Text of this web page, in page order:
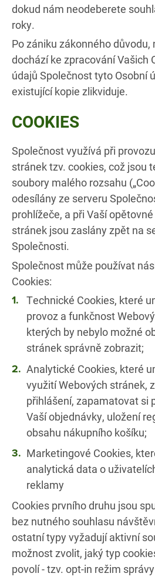
dokud nám neodeberete
roky.
Po zániku zákonného
dochází ke zpracování Vašich
údajů Společnost tyto Osobní
existující kopie zlikviduje.
COOKIES
Společnost využívá při
stránek tzv. cookies, což jsou
soubory malého rozsahu
odesílány ze serveru
prohlížeče, a při Vaší
stránek jsou zaslány zpět na
Společnosti.
Společnost může používat
Cookies:
Technické Cookies, které
provoz a funkčnost
kterých by nebylo možné
stránek správně zobrazit;
Analytické Cookies, které
využití Webových stránek,
přihlášení, zapamatovat si
Vaší objednávky, uložení
obsahu nákupního košíku;
Marketingové Cookies,
analytická data o
reklamy
Cookies prvního druhu jsou
bez nutného souhlasu
ostatní typy vyžadují aktivní
možnost zvolit, jaký typ
povolí - tzv. opt-in režim